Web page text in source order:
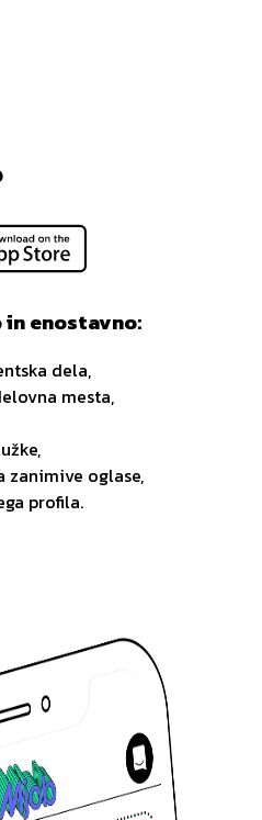
enostavno:
dela,
mesta,
zanimive oglase,
profila.